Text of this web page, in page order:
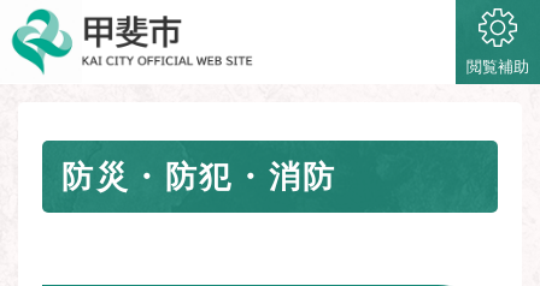
ー
メニューを飛ばして本文へ
閲覧補助
防災・防犯・消防